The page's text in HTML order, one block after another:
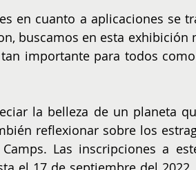
en cuanto a aplicaciones se
buscamos en esta exhibición
importante para todos
la belleza de un planeta
reflexionar sobre los
Las inscripciones a